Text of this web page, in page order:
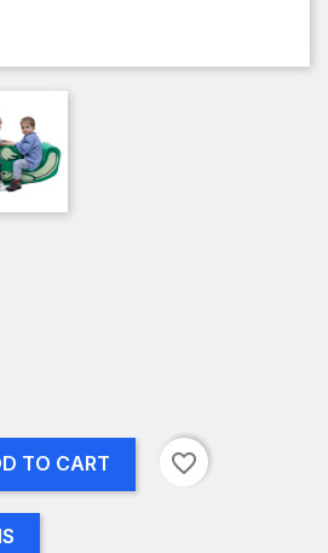
TO CART favorite_border